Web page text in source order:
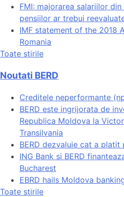
FMI: majorarea salariilor
pensiilor ar trebui
IMF statement of the 2018
Romania
Toate stirile
Noutati BERD
Creditele neperformante
BERD este ingrijorata de
Republica Moldova la
Transilvania
BERD dezvaluie cat a platit
ING Bank si BERD
Bucharest
EBRD hails Moldova
Toate stirile